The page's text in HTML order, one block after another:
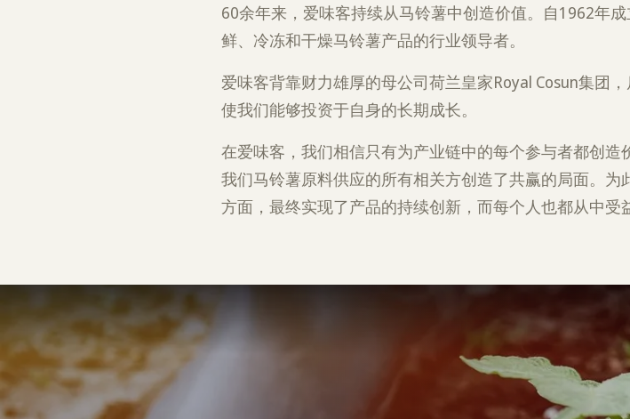
60余年来，爱味客持续从马铃薯中创造价值。自1962年
鲜、冷冻和干燥马铃薯产品的行业领导者。
爱味客背靠财力雄厚的母公司荷兰皇家Royal Cosun集团
使我们能够投资于自身的长期成长。
在爱味客，我们相信只有为产业链中的每个参与者都创
我们马铃薯原料供应的所有相关方创造了共赢的局面。
方面，最终实现了产品的持续创新，而每个人也都从中受